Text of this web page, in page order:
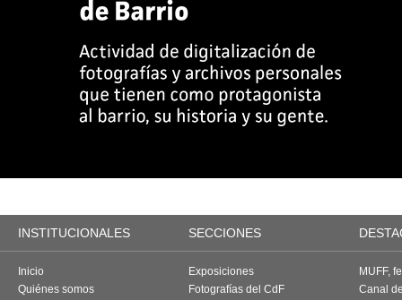
INSTITUCIONALES SECCIONES
Inicio
Quiénes somos
Exposiciones
Fotografías del CdF
MUFF,
Canal